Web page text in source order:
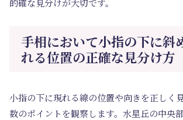
的確な見分けが大切です。
手相において小指の下に斜
れる位置の正確な見分け方
小指の下に現れる線の位置や向きを正しく
数のポイントを観察します。水星丘の中央